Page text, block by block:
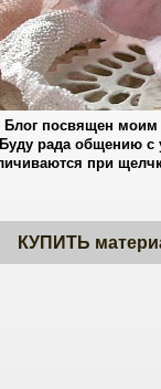
Блог посвящен
рада
при
КУПИТЬ